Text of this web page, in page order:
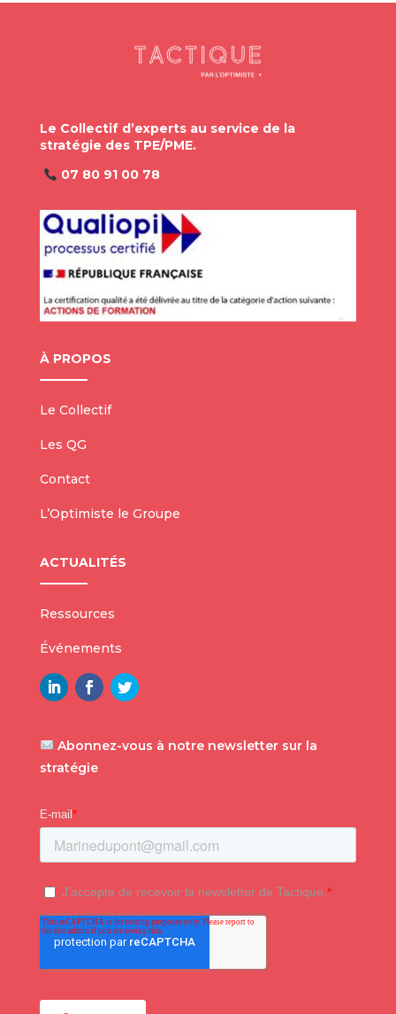
Le Collectif d’experts au service de la
stratégie des TPE/PME.
07 80 91 00 78
À PROPOS
Le Collectif
Les QG
Contact
L’Optimiste le Groupe
ACTUALITÉS
Ressources
Événements
Abonnez-vous à notre newsletter sur la
stratégie